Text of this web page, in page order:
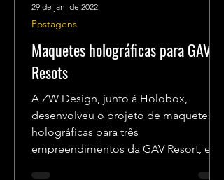
Maquetes holográficas para GAV
Resots
A ZW Design, junto à Holobox,
desenvolveu o projeto de maquetes
holográficas para três
empreendimentos da GAV Resort, em
Postagens
29 de jan. de 2022